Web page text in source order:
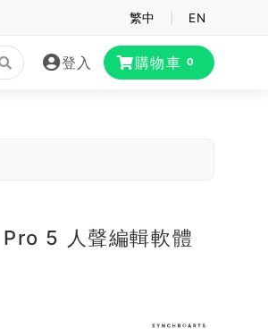
繁中 EN
登入 購物車 0
5 人聲編輯軟體